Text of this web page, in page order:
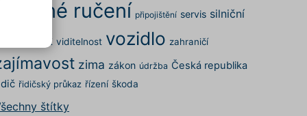
povinné ručení připojištění servis silniční
STK viditelnost vozidlo zahraničí
zima zákon údržba Česká republika
řidičský průkaz řízení škoda
štítky